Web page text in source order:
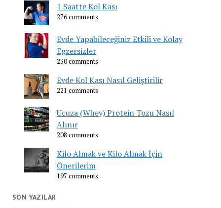
1 Saatte Kol Kası
276 comments
Evde Yapabileceğiniz Etkili ve Kolay
Egzersizler
230 comments
Evde Kol Kası Nasıl Geliştirilir
221 comments
Ucuza (Whey) Protein Tozu Nasıl
Alınır
208 comments
Kilo Almak ve Kilo Almak İçin
Önerilerim
197 comments
SON YAZILAR